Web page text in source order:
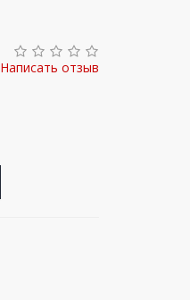
Написать отзыв